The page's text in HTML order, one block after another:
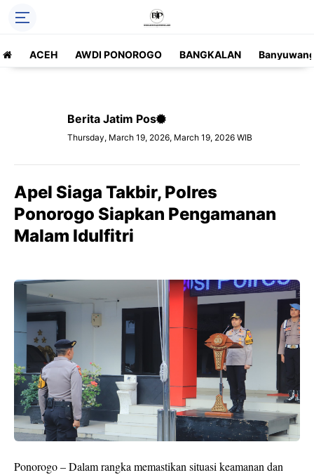
ACEH AWDI PONOROGO BANGKALAN
Berita Jatim Pos
Thursday, March 19, 2026, March 19, 2026 WIB
Apel Siaga Takbir, Polres
Ponorogo Siapkan Pengamanan
Malam Idulfitri
Ponorogo – Dalam rangka memastikan situasi keamanan dan